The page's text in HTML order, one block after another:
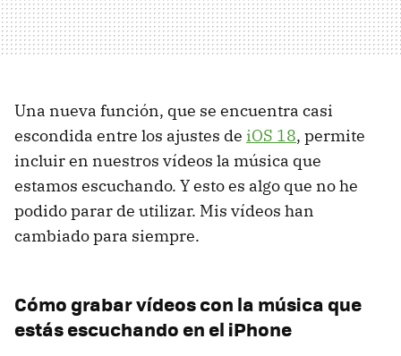
Una nueva función, que se encuentra casi
escondida entre los ajustes de iOS 18, permite
incluir en nuestros vídeos la música que
estamos escuchando. Y esto es algo que no he
podido parar de utilizar. Mis vídeos han
cambiado para siempre.
Cómo grabar vídeos con la música que
estás escuchando en el iPhone